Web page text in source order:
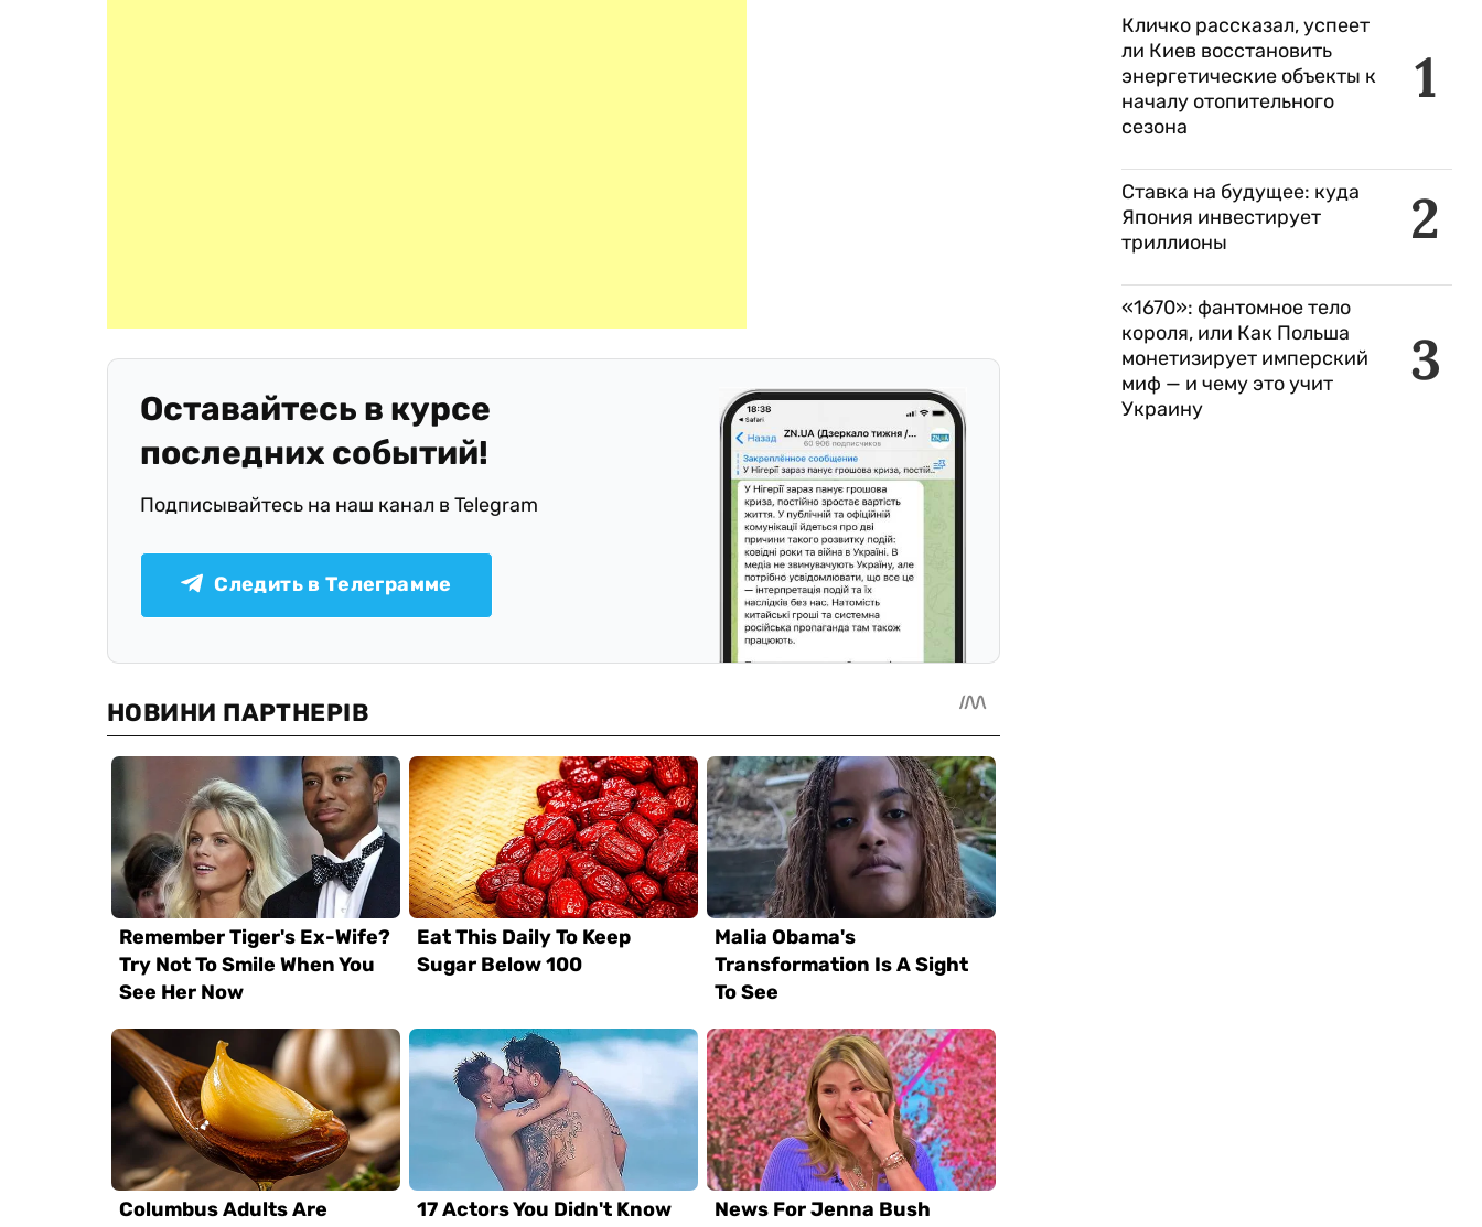
Оставайтесь в курсе
последних событий!
Подписывайтесь на наш канал в Telegram
Следить в Телеграмме
1
Кличко рассказал, успеет
ли Киев восстановить
энергетические объекты к
началу отопительного
сезона
2
Ставка на будущее: куда
Япония инвестирует
триллионы
3
«1670»: фантомное тело
короля, или Как Польша
монетизирует имперский
миф — и чему это учит
Украину